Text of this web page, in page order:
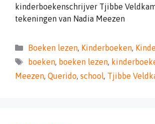
kinderboekenschrijver Tjibbe
tekeningen van Nadia Meezen
Categorieën
Boeken lezen, Kinderboeken,
Tags
boeken, boeken lezen,
Meezen, Querido, school, Tjibbe